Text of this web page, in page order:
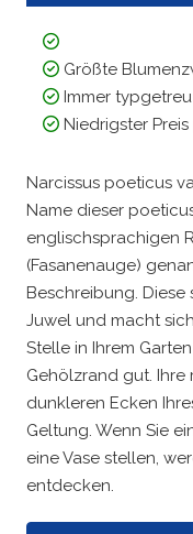
Größte
Immer typgetreu
Niedrigster
Narcissus poeticus
Name dieser
englischsprachigen
(Fasanenauge)
Beschreibung. Diese
Juwel und macht
Stelle in Ihrem
Gehölzrand gut. Ihre
dunkleren Ecken
Geltung. Wenn Sie
eine Vase stellen,
entdecken.